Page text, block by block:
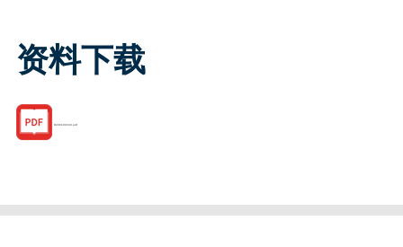
资料下载
R200189330.pdf